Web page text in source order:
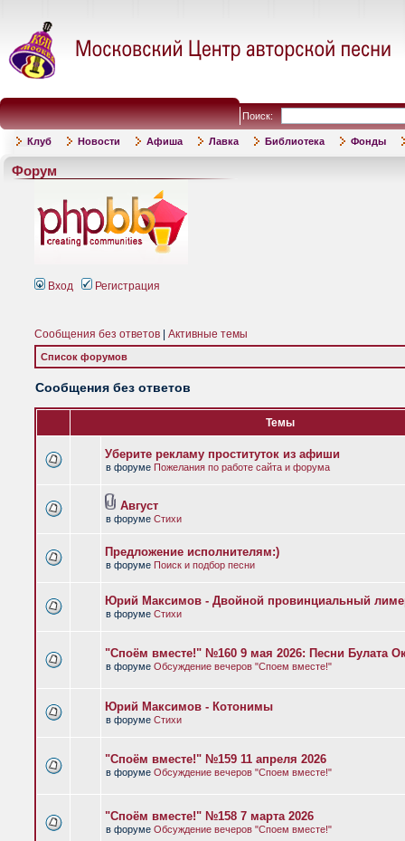
Поиск:
Клуб Новости Афиша Лавка Библиотека Фонды
Форум
Вход Регистрация
Сообщения без ответов Активные темы
Список форумов
Сообщения без ответов
Темы
Уберите рекламу проституток из афиши
в форуме Пожелания по работе сайта и форума
Август
в форуме Стихи
Предложение исполнителям:)
в форуме Поиск и подбор песни
Юрий Максимов - Двойной провинциальный
в форуме Стихи
"Споём вместе!" №160 9 мая 2026: Песни Булата
в форуме Обсуждение вечеров "Споем вместе!"
Юрий Максимов - Котонимы
в форуме Стихи
"Споём вместе!" №159 11 апреля 2026
в форуме Обсуждение вечеров "Споем вместе!"
"Споём вместе!" №158 7 марта 2026
в форуме Обсуждение вечеров "Споем вместе!"